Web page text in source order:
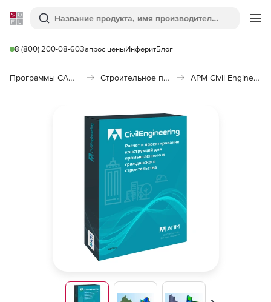
Softline
Поиск
8 (800) 200-08-60Запрос ценыИнферитБлог
Программы САПР и ГИС Строительное программное обеспечение APM Civil Engineering